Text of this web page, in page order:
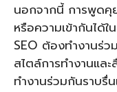
นอกจากนี้ การพูดคุ
หรือความเข้ากันได้
SEO ต้องทำงานร่ว
สไตล์การทำงานและ
ทำงานร่วมกันราบรื่